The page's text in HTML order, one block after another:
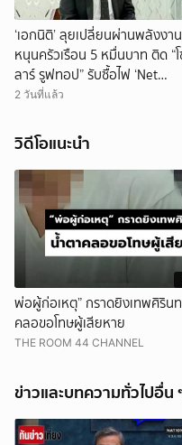
‘เอกนิติ’ ลุยเปลี่ยนผ่านพลังงาน
หนุนครัวเรือน 5 หมื่นบาท ติด “
ลาร์ รูฟทอป” รับซื้อไฟ ‘Net
Billing’ ใน 1 เดือน
2 วันที่แล้ว
วิดีโอแนะนำ
พ่อผู้ก่อเหตุ” กราดยิงเทพศิริน
คลอขอโทษผู้เสียหาย
THE ROOM 44 CHANNEL
ข่าวและบทความทั่วไปอื่น